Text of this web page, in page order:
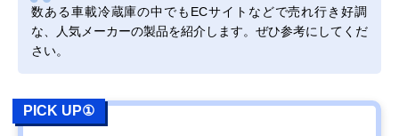
数ある車載冷蔵庫の中でもECサイトなどで売れ行き好調
な、人気メーカーの製品を紹介します。ぜひ参考にしてくだ
さい。
PICK UP①